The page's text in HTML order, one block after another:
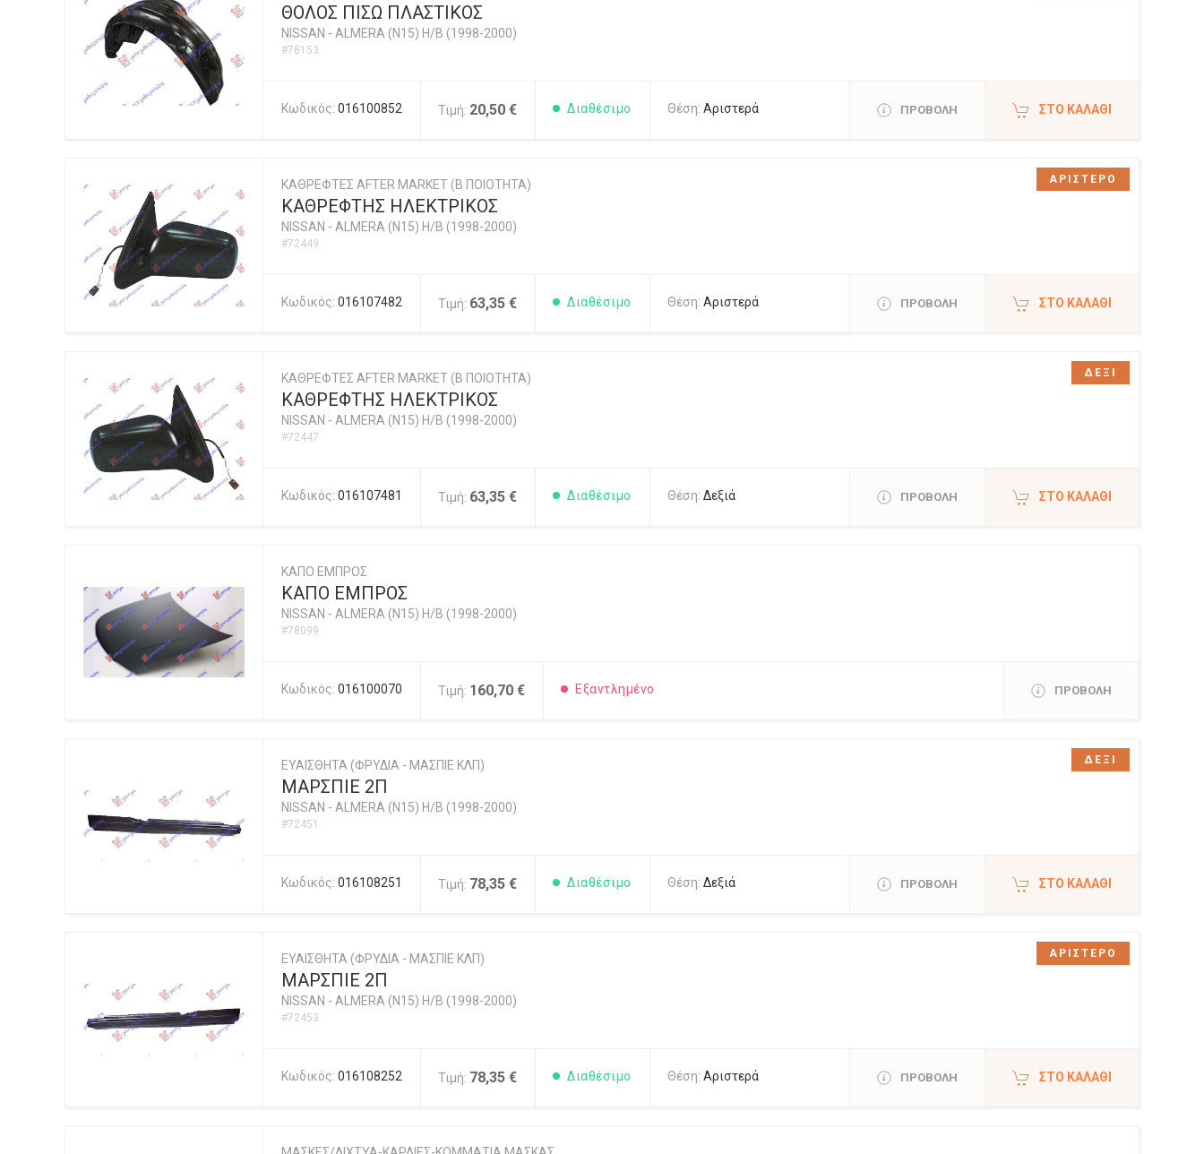
ΘΟΛΟΣ ΠΙΣΩ ΠΛΑΣΤΙΚΟΣ
NISSAN - ALMERA (N15) H/B (1998-2000)
#78153
Κωδικός: 016100852 Τιμή: 20,50 € Διαθέσιμο Θέση: Αριστερά ΠΡΟΒΟΛΗ ΣΤΟ ΚΑΛΆΘΙ
ΚΑΘΡΕΦΤΕΣ AFTER MARKET (Β ΠΟΙΟΤΗΤΑ)
ΚΑΘΡΕΦΤΗΣ ΗΛΕΚΤΡΙΚΟΣ
NISSAN - ALMERA (N15) H/B (1998-2000)
#72449
Κωδικός: 016107482 Τιμή: 63,35 € Διαθέσιμο Θέση: Αριστερά ΠΡΟΒΟΛΗ ΣΤΟ ΚΑΛΆΘΙ
ΑΡΙΣΤΕΡΟ
ΚΑΘΡΕΦΤΕΣ AFTER MARKET (Β ΠΟΙΟΤΗΤΑ)
ΚΑΘΡΕΦΤΗΣ ΗΛΕΚΤΡΙΚΟΣ
NISSAN - ALMERA (N15) H/B (1998-2000)
#72447
Κωδικός: 016107481 Τιμή: 63,35 € Διαθέσιμο Θέση: Δεξιά ΠΡΟΒΟΛΗ ΣΤΟ ΚΑΛΆΘΙ
ΔΕΞΙ
ΚΑΠΟ ΕΜΠΡΟΣ
ΚΑΠΟ ΕΜΠΡΟΣ
NISSAN - ALMERA (N15) H/B (1998-2000)
#78099
Κωδικός: 016100070 Τιμή: 160,70 € Εξαντλημένο ΠΡΟΒΟΛΗ
ΕΥΑΙΣΘΗΤΑ (ΦΡΥΔΙΑ - ΜΑΣΠΙΕ ΚΛΠ)
ΜΑΡΣΠΙΕ 2Π
NISSAN - ALMERA (N15) H/B (1998-2000)
#72451
Κωδικός: 016108251 Τιμή: 78,35 € Διαθέσιμο Θέση: Δεξιά ΠΡΟΒΟΛΗ ΣΤΟ ΚΑΛΆΘΙ
ΔΕΞΙ
ΕΥΑΙΣΘΗΤΑ (ΦΡΥΔΙΑ - ΜΑΣΠΙΕ ΚΛΠ)
ΜΑΡΣΠΙΕ 2Π
NISSAN - ALMERA (N15) H/B (1998-2000)
#72453
Κωδικός: 016108252 Τιμή: 78,35 € Διαθέσιμο Θέση: Αριστερά ΠΡΟΒΟΛΗ ΣΤΟ ΚΑΛΆΘΙ
ΑΡΙΣΤΕΡΟ